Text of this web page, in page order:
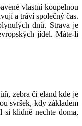
vlastní koupelnou
a tráví společný čas.
dnů. Strava je
jídel. Máte-li
zebra či eland kde je
svršek, kdy základem
si klidně nechte doma,